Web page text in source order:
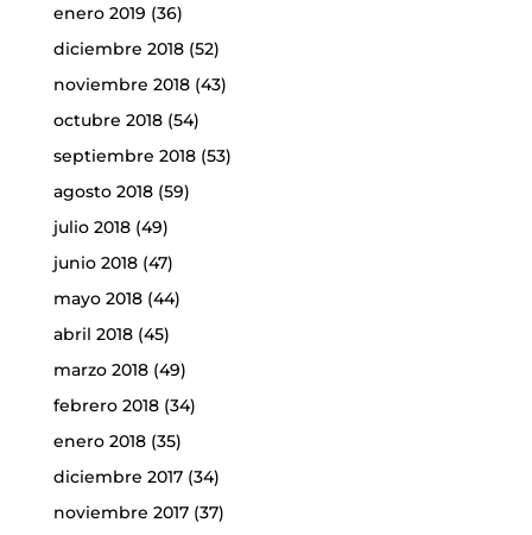
enero 2019 (36)
diciembre 2018(52)
noviembre 2018(43)
octubre 2018(54)
septiembre 2018(53)
agosto 2018(59)
julio 2018(49)
junio 2018(47)
mayo 2018(44)
abril 2018(45)
marzo 2018(49)
febrero 2018(34)
enero 2018(35)
diciembre 2017(34)
noviembre 2017(37)